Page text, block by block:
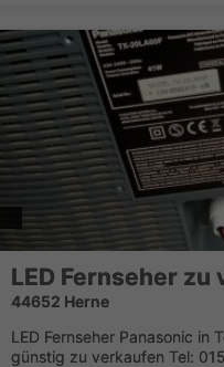
LED Fernseher zu
44652 Herne
LED Fernseher Panasonic in
günstig zu verkaufen Tel: